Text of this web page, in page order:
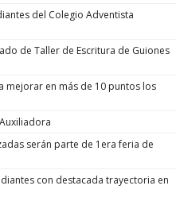
del Colegio Adventista
de Taller de Escritura de Guiones
mejorar en más de 10 puntos los
serán parte de 1era feria de
con destacada trayectoria en